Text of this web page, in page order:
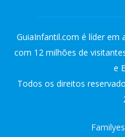
GuiaInfantil.com é líder em
com 12 milhões de
e
Todos os direitos